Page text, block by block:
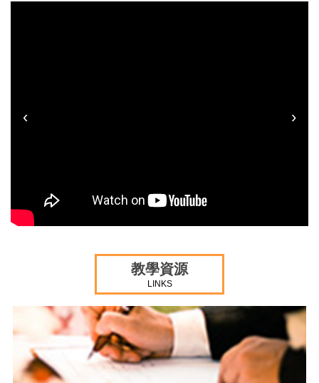
‹ ›
教學資源
LINKS